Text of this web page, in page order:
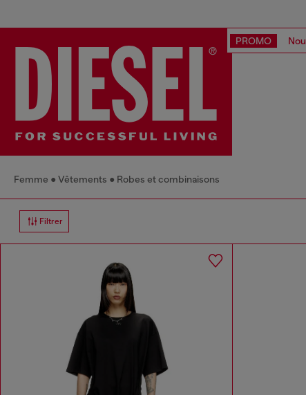
PROMO
Femme Vêtements Robes et combinaisons
Filtrer